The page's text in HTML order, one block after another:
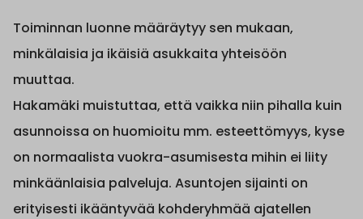
Toiminnan luonne määräytyy sen mukaan,
minkälaisia ja ikäisiä asukkaita yhteisöön
muuttaa.
Hakamäki muistuttaa, että vaikka niin pihalla kuin
asunnoissa on huomioitu mm. esteettömyys, kyse
on normaalista vuokra-asumisesta mihin ei liity
minkäänlaisia palveluja. Asuntojen sijainti on
erityisesti ikääntyvää kohderyhmää ajatellen